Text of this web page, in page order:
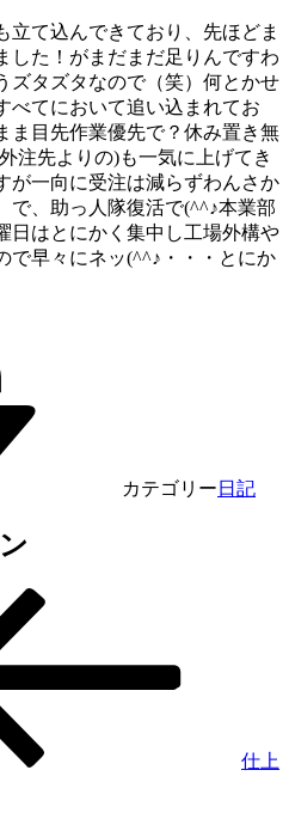
立て込んできており、先ほどま
した！がまだまだ足りんですわ
ズタズタなので（笑）何とかせ
べてにおいて追い込まれてお
ま目先作業優先で？休み置き無
注先よりの)も一気に上げてき
が一向に受注は減らずわんさか
で、助っ人隊復活で(^^♪本業部
日はとにかく集中し工場外構や
で早々にネッ(^^♪・・・とにか
カテゴリー 日記
仕上